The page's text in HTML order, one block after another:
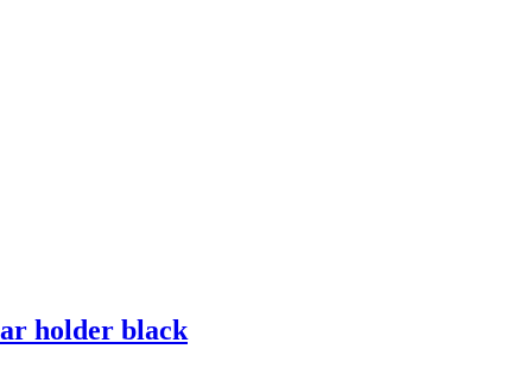
holder black